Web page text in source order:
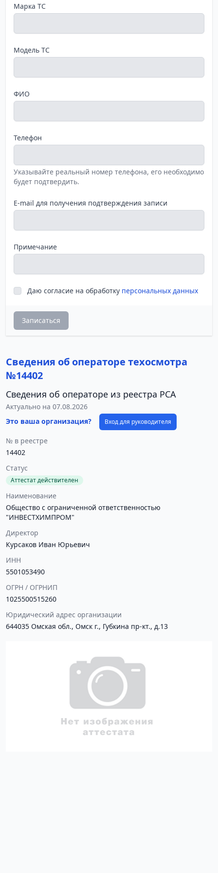
Марка ТС
Модель ТС
ФИО
Телефон
Указывайте реальный номер телефона, его необходимо
будет подтвердить.
E-mail для получения подтверждения записи
Примечание
Даю согласие на обработку персональных данных
Записаться
Сведения об операторе техосмотра
№14402
Сведения об операторе из реестра РСА
Актуально на 07.08.2026
Это ваша организация?
Вход для руководителя
№ в реестре
14402
Статус
Аттестат действителен
Наименование
Общество с ограниченной ответственностью
"ИНВЕСТХИМПРОМ"
Директор
Курсаков Иван Юрьевич
ИНН
5501053490
ОГРН / ОГРНИП
1025500515260
Юридический адрес организации
644035 Омская обл., Омск г., Губкина пр-кт., д.13